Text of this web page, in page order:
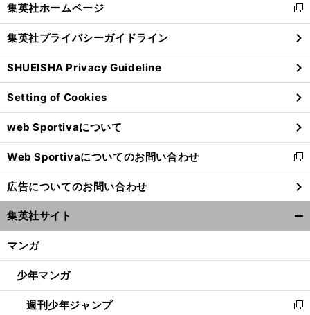
閉
る
集英社ホームページ
新
し
い
ウ
ィ
ン
ド
ウ
で
開
く
集英社プライバシーガイドライン
SHUEISHA Privacy Guideline
Setting of Cookies
web Sportivaについて
Web Sportivaについてのお問い合わせ
新
し
い
ウ
ィ
ン
ウ
開
く
広告についてのお問い合わせ
集英社サイト
マンガ
少年マンガ
週刊少年ジャンプ
新